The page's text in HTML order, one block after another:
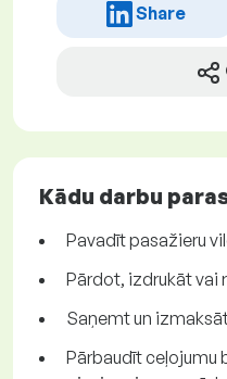
Share
Kādu darbu
Pavadīt pasažieru
Pārdot, izdrukāt vai
Saņemt un
Pārbaudīt ceļojumu